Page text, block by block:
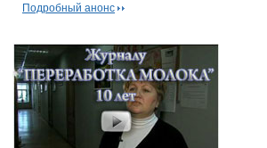
Подробный анонс